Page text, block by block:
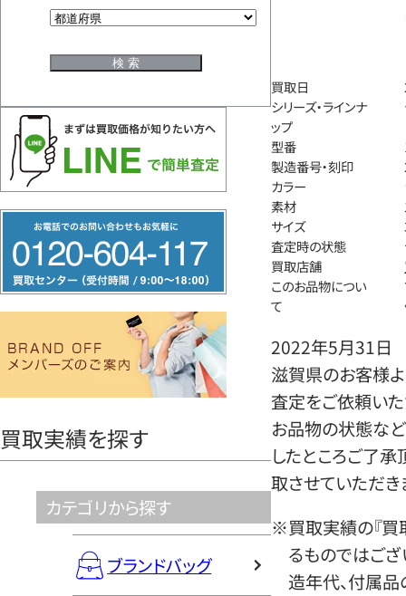
リ
ー
ヤ
買取実績を探す
カテゴリから探す
ブランドバッグ
買取日
シリーズ・ラインナ
ップ
型番
製造番号・刻印
カラー
素材
サイズ
査定時の状態
買取店舗
このお品物につい
て
2022年5月31日
滋賀県のお客様よ
査定をご依頼いた
お品物の状態など
したところご了
取させていただき
※買取実績の『買
るものではござ
造年代、付属品